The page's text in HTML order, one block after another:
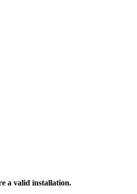
a valid installation.